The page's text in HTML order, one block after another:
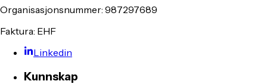
Organisasjonsnummer: 987297689
Faktura: EHF
Linkedin
Kunnskap